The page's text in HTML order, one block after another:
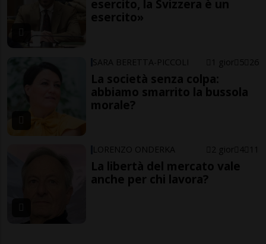
esercito, la Svizzera è un
esercito»
SARA BERETTA-PICCOLI 1 gior 5 26
La società senza colpa:
abbiamo smarrito la bussola
morale?
LORENZO ONDERKA 2 gior 4 11
La libertà del mercato vale
anche per chi lavora?